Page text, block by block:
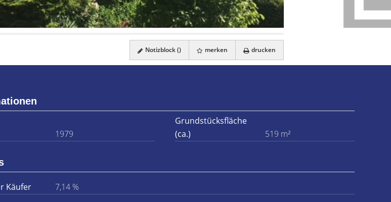
Notizblock () merken drucken
1979
Grundstücksfläche
(ca.)
519 m²
Käufer 7,14 %